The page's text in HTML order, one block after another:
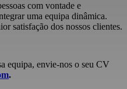
com vontade e
uma equipa dinâmica.
satisfação dos nossos clientes.
equipa, envie-nos o seu CV
.